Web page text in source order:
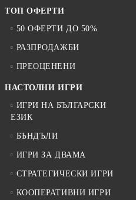
ТОП ОФЕРТИ
50 ОФЕРТИ ДО 50%
РАЗПРОДАЖБИ
ПРЕОЦЕНЕНИ
НАСТОЛНИ ИГРИ
ИГРИ НА БЪЛГАРСКИ
ЕЗИК
БЪНДЪЛИ
ИГРИ ЗА ДВАМА
СТРАТЕГИЧЕСКИ ИГРИ
КООПЕРАТИВНИ ИГРИ